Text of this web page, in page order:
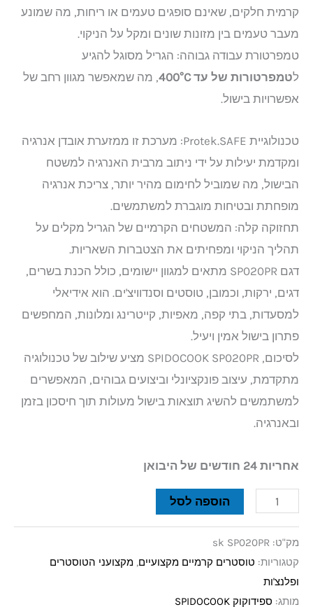
קרמית חלקים, שאינם סופגים טעמים או ריחות, מה שמונע
מעבר טעמים בין מזונות שונים ומקל על הניקוי. ​
טמפרטורת עבודה גבוהה: הגריל מסוגל להגיע
לטמפרטורות של עד 400°C
, מה שמאפשר מגוון רחב של
אפשרויות בישול. ​
טכנולוגיית Protek.SAFE: מערכת זו ממזערת אובדן אנרגיה
ומקדמת יעילות על ידי ניתוב מרבית האנרגיה למשטח
הבישול, מה שמוביל לחימום מהיר יותר, צריכת אנרגיה
מופחתת ובטיחות מוגברת למשתמשים. ​
תחזוקה קלה: המשטחים הקרמיים של הגריל מקלים על
תהליך הניקוי ומפחיתים את הצטברות השאריות. ​
דגם SP020PR מתאים למגוון יישומים, כולל הכנת בשרים,
דגים, ירקות, וכמובן, טוסטים וסנדוויצ'ים. הוא אידיאלי
למסעדות, בתי קפה, מאפיות, קייטרינג ומלונות, המחפשים
פתרון בישול אמין ויעיל. ​
לסיכום, SPIDOCOOK SP020PR מציע שילוב של טכנולוגיה
מתקדמת, עיצוב פונקציונלי וביצועים גבוהים, המאפשרים
למשתמשים להשיג תוצאות בישול מעולות תוך חיסכון בזמן
ובאנרגיה.
אחריות 24 חודשים של היבואן
הוספה לסל
מק"ט: sk SP020PR
קטגוריות: טוסטרים קרמיים מקצועיים, מקצועני הטוסטרים
ופלנצ'ות
מותג: ספידוקוק SPIDOCOOK